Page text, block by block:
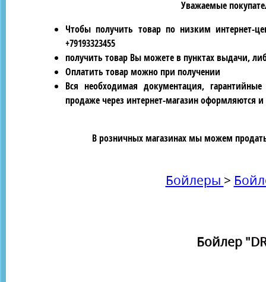
Уважаемые
Чтобы получить товар по низким интернет-
+79193323455
получить товар Вы можете в пунктах выдачи,
Оплатить товар можно при получении
Вся необходимая документация,
продаже через интернет-магазин оформляются
В розничных магазинах мы можем
Бойлеры >
Бойлер